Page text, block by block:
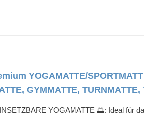
YOGAMATTE/
GYMMATTE,
YOGAMATTE 🌅: Ideal für